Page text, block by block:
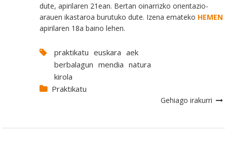
dute, apirilaren 21ean. Bertan oinarrizko orientazio-
arauen ikastaroa burutuko dute. Izena emateko HEMEN
apirilaren 18a baino lehen.
praktikatu euskara aek
berbalagun mendia natura
kirola
Praktikatu
Gehiago irakurri